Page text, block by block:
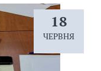
18
ЧЕРВНЯ